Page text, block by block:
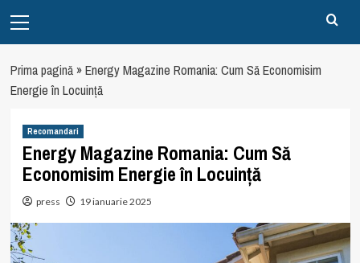
Menu
Prima pagină»Energy Magazine Romania: Cum Să Economisim
Energie în Locuință
Recomandari
Energy Magazine Romania: Cum Să
Economisim Energie în Locuință
press 19 ianuarie 2025